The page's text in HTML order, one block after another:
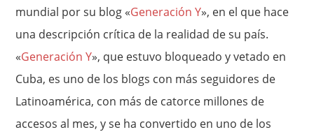
mundial por su blog «Generación Y», en el que hace
una descripción crítica de la realidad de su país.
«Generación Y», que estuvo bloqueado y vetado en
Cuba, es uno de los blogs con más seguidores de
Latinoamérica, con más de catorce millones de
accesos al mes, y se ha convertido en uno de los